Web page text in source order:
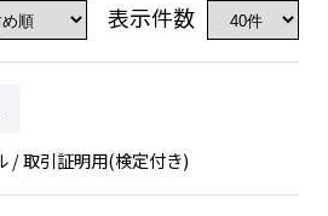
表示件数
/ 取引証明用(検定付き)